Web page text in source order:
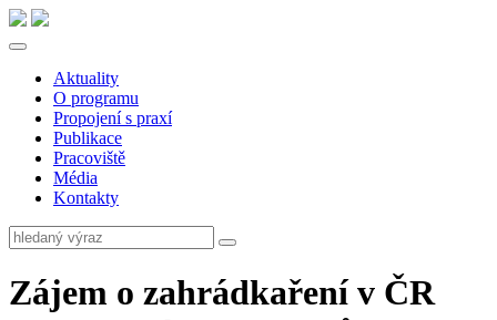
Aktuality
O programu
Propojení s praxí
Publikace
Pracoviště
Média
Kontakty
Zájem o zahrádkaření v ČR